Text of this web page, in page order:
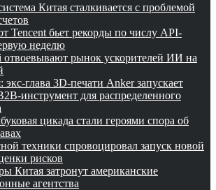
Китая сталкивается с проблемой
Tencent бьет рекорды по числу API-
неделю
рынок ускорителей ИИ на
экс-глава 3D-печати Anker запускает
инструмент для распределенного
цикада стали героями спора об
техники спровоцировал запуск новой
рисков
Китая затронут американские
агентства